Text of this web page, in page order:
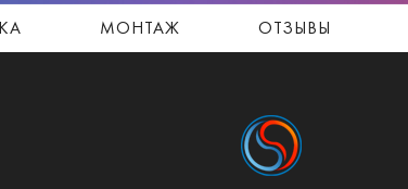
МОНТАЖ ОТЗЫВЫ